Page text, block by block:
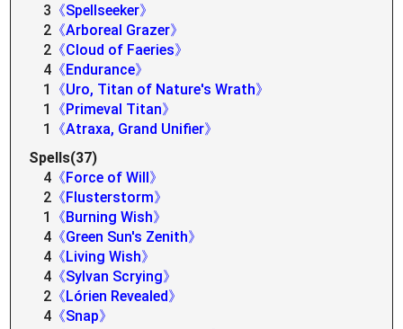
3 《Spellseeker》
2 《Arboreal Grazer》
2 《Cloud of Faeries》
4 《Endurance》
1
《Uro, Titan of Nature's Wrath》
1
《Primeval Titan》
1
《Atraxa, Grand Unifier》
Spells(37)
4 《Force of Will》
2 《Flusterstorm》
1
《Burning Wish》
4 《Green Sun's Zenith》
4 《Living Wish》
4 《Sylvan Scrying》
2 《Lórien Revealed》
4 《Snap》